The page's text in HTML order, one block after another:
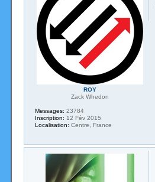
ROY
Zack Whedon
Messages: 23784
Inscription: 12 Fév 2015
Localisation: Centre, France